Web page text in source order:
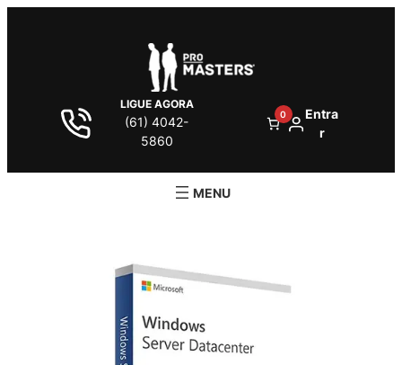
LIGUE AGORA
(61) 4042-
5860
0
Entra
r